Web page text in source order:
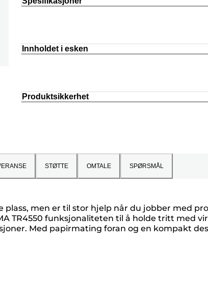
Innholdet i esken
Produktsikkerhet
STØTTE OMTALE SPØRSMÅL
men er til stor hjelp når du jobber med
TR4550 funksjonaliteten til å holde tritt med
Med papirmating foran og en kompakt